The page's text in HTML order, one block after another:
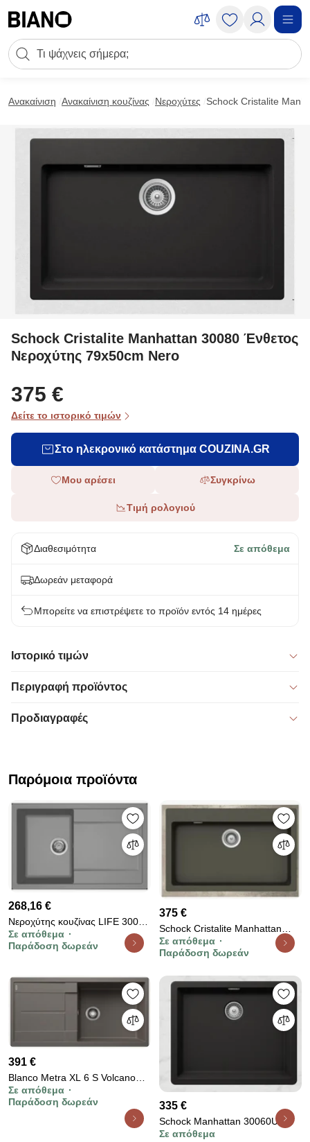
Πεδίο αναζήτησης
Ανακαίνιση Ανακαίνιση κουζίνας Νεροχύτες Schock Cristalite
Schock Cristalite Manhattan 30080 Ένθετος
Νεροχύτης 79x50cm Nero
375 €
Δείτε το ιστορικό τιμών
Στο ηλεκρονικό κατάστημα COUZINA.GR
Μου αρέσει Συγκρίνω
Τιμή ρολογιού
Διαθεσιμότητα Σε απόθεμα
Δωρεάν μεταφορά
Μπορείτε να επιστρέψετε το προϊόν εντός 14 ημέρες
Ιστορικό τιμών
Περιγραφή προϊόντος
Προδιαγραφές
Παρόμοια προϊόντα
268,16 €
Νεροχύτης κουζίνας LIFE 300
Titanium 73 ELLECI 79x50cm
Σε απόθεμα
Παράδοση δωρεάν
375 €
Schock Cristalite Manhattan
30080 Ένθετος Νεροχύτης
79x50cm Asphalt
Σε απόθεμα
Παράδοση δωρεάν
391 €
Blanco Metra XL 6 S Volcano
Grey SILGRANIT™ PuraDur™
Γρανιτένιος Νεροχύτης
Αντιστρεφόμενος με 1 Γούρνα
Σε απόθεμα
Παράδοση δωρεάν
335 €
Schock Manhattan 30060U -
Υποκαθήμενος Νεροχύτης
Σε απόθεμα